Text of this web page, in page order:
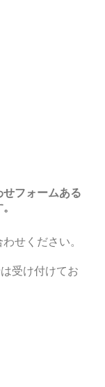
フォームある
せください。
受け付けてお